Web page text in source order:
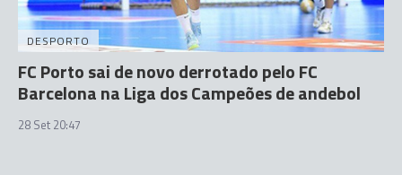
DESPORTO
FC Porto sai de novo derrotado pelo FC
Barcelona na Liga dos Campeões de andebol
28 Set 20:47